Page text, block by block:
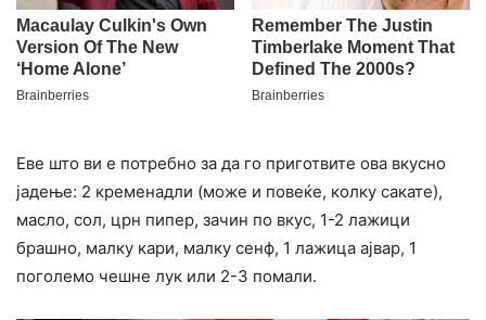
Еве што ви е потребно за да го приготвите ова вкусно
јадење: 2 кременадли (може и повеќе, колку сакате),
масло, сол, црн пипер, зачин по вкус, 1-2 лажици
брашно, малку кари, малку сенф, 1 лажица ајвар, 1
поголемо чешне лук или 2-3 помали.